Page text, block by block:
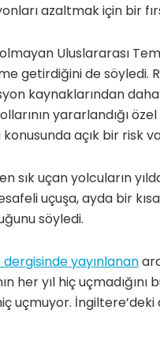
azaltmak için bir
Uluslararası
getirdiğini de söyledi.
kaynaklarından
yararlandığı
açık bir risk
sık uçan yolcuların
uçuşa, ayda bir
söyledi.
yayınlanan
yıl hiç uçmadığını
uçmuyor.